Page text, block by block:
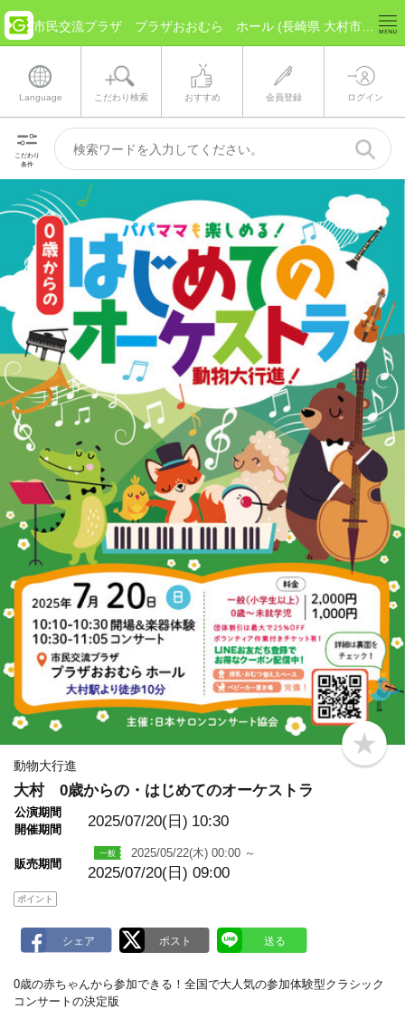
Language こだわり検索 おすすめ 会員登録 ログイン
こだわり
条件
b
o
動物大行進
大村 0歳からの・はじめてのオーケストラ
公演期間
開催期間
2025/07/20(日) 10:30
販売期間
2025/05/22(木) 00:00 ～
2025/07/20(日) 09:00
ポイント
0歳の赤ちゃんから参加できる！全国で大人気の参加体験型クラシック
コンサートの決定版